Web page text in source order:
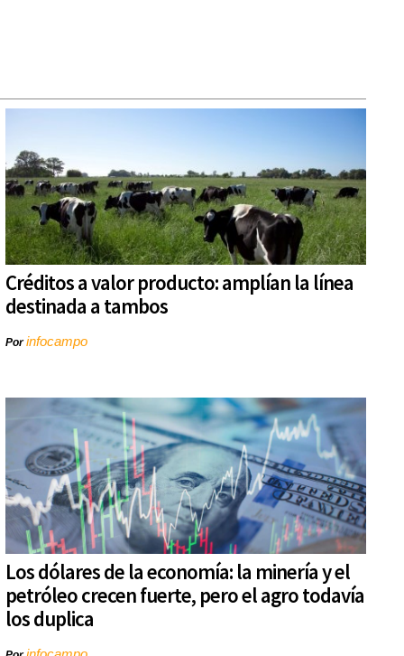
Créditos a valor producto: amplían la línea
destinada a tambos
Porinfocampo
Los dólares de la economía: la minería y el
petróleo crecen fuerte, pero el agro todavía
los duplica